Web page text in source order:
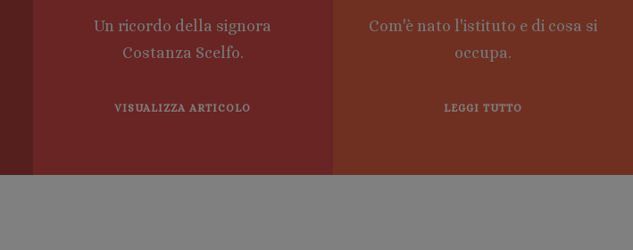
Un ricordo della signora
Costanza Scelfo.
VISUALIZZA ARTICOLO
Com'è nato l'istituto e di cosa si
occupa.
LEGGI TUTTO